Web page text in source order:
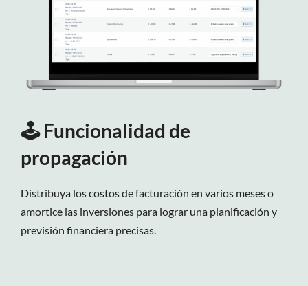
🕹️Funcionalidad de
propagación
Distribuya los costos de facturación en varios meses o
amortice las inversiones para lograr una planificación y
previsión financiera precisas.